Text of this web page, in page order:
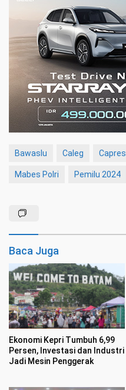
Bawaslu Caleg Capres
Mabes Polri Pemilu 2024
Baca Juga
Ekonomi Kepri Tumbuh 6,99
Persen, Investasi dan Industri
Jadi Mesin Penggerak